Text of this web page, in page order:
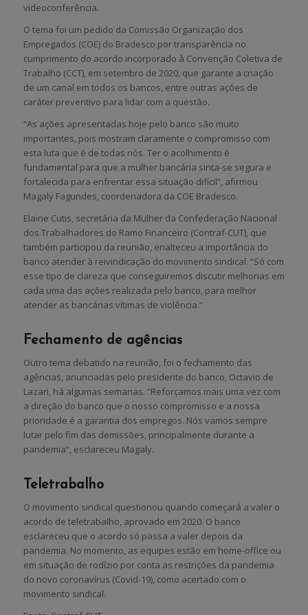
videoconferência.
O tema foi um pedido da Comissão Organização dos
Empregados (COE) do Bradesco por transparência no
cumprimento do acordo incorporado à Convenção Coletiva de
Trabalho (CCT), em setembro de 2020, que garante a criação
de um canal em todos os bancos, entre outras ações de
caráter preventivo para lidar com a questão.
“As ações apresentadas hoje pelo banco são muito
importantes, pois mostram claramente o compromisso com
esta luta que é de todas nós. Ter o acolhimento é
fundamental para que a mulher bancária sinta-se segura e
fortalecida para enfrentar essa situação difícil”, afirmou
Magaly Fagundes, coordenadora da COE Bradesco.
Elaine Cutis, secretária da Mulher da Confederação Nacional
dos Trabalhadores do Ramo Financeiro (Contraf-CUT), que
também participou da reunião, enalteceu a importância do
banco atender à reivindicação do movimento sindical. “Só com
esse tipo de clareza que conseguiremos discutir melhorias em
cada uma das ações realizada pelo banco, para melhor
atender as bancárias vítimas de violência.”
Fechamento de agências
Outro tema debatido na reunião, foi o fechamento das
agências, anunciadas pelo presidente do banco, Octavio de
Lazari, há algumas semanas. “Reforçamos mais uma vez com
a direção do banco que o nosso compromisso e a nossa
prioridade é a garantia dos empregos. Nós vamos sempre
lutar pelo fim das demissões, principalmente durante a
pandemia”, esclareceu Magaly.
Teletrabalho
O movimento sindical questionou quando começará a valer o
acordo de teletrabalho, aprovado em 2020. O banco
esclareceu que o acordo só passa a valer depois da
pandemia. No momento, as equipes estão em home-office ou
em situação de rodízio por conta as restrições da pandemia
do novo coronavírus (Covid-19), como acertado com o
movimento sindical.